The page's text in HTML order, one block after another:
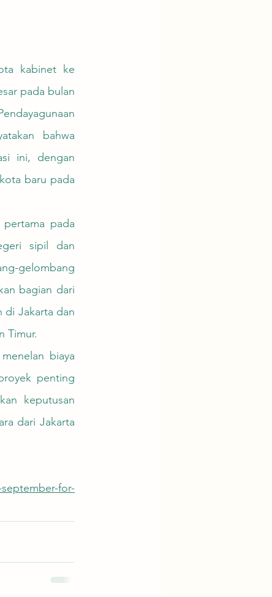
pada bulan
bahwa
ini, dengan
baru pada
sipil dan
gelombang
bagian dari
di Jakarta dan
Timur.
penting
keputusan
dari Jakarta
for-